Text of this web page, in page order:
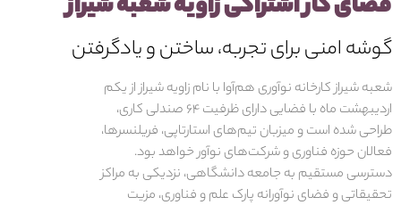
گوشه امنی برای تجربه، ساختن و یادگرفتن
شعبه شیراز کارخانه نو‌آوری هم‌آوا با نام زاویه شیراز از یکم
اردیبهشت ماه با فضایی دارای ظرفیت ۶۴ صندلی کاری،
طراحی شده است و میزبان تیم‌های استارتاپی، فریلنسرها،
فعالان حوزه فناوری و شرکت‌های نوآور خواهد بود.
دسترسی مستقیم به جامعه دانشگاهی، نزدیکی به مراکز
تحقیقاتی و فضای نوآورانه پارک علم و فناوری، مزیت